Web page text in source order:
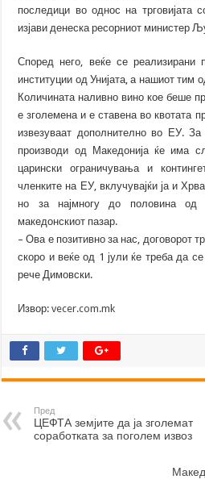
последици во однос на трговијата
изјави денеска ресорниот министер
Според него, веќе се реализирани
институции од Унијата, а нашиот тим
Количината наливно вино кое беше
е зголемена и е ставена во квотата
извезуваат дополнително во ЕУ. За
производи од Македонија ќе има
царински ограничувања и
членките на ЕУ, вклучувајќи ја и
но за најмногу до половина од
македонскиот пазар.
– Ова е позитивно за нас, договорот
скоро и веќе од 1 јули ќе треба да
рече Димовски.
Извор:vecer.com.mk
Пред
ЦЕФТА земјите да ја зголемат
соработката за поголем извоз